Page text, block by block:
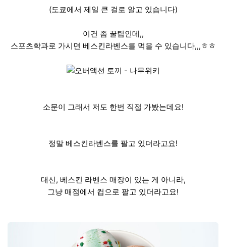
(도쿄에서 제일 큰 걸로 알고 있습니다)
이건 좀 꿀팁인데,,
스포츠학과로 가시면 베스킨라벤스를 먹을 수 있습니다,,,ㅎㅎ
소문이 그래서 저도 한번 직접 가봤는데요!
정말 베스킨라벤스를 팔고 있더라고요!
대신, 베스킨 라벤스 매장이 있는 게 아니라,
그냥 매점에서 컵으로 팔고 있더라고요!